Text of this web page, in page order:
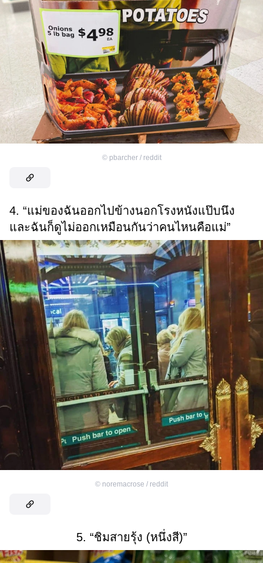
© pbarcher / reddit
4. “แม่ของฉันออกไปข้างนอกโรงหนังแป๊บนึง
และฉันก็ดูไม่ออกเหมือนกันว่าคนไหนคือแม่”
© noremacrose / reddit
5. “ชิมสายรุ้ง (หนึ่งสี)”